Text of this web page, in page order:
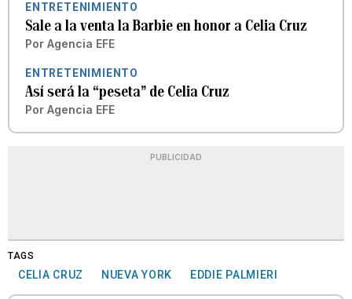
ENTRETENIMIENTO
Sale a la venta la Barbie en honor a Celia Cruz
Por Agencia EFE
ENTRETENIMIENTO
Así será la “peseta” de Celia Cruz
Por Agencia EFE
PUBLICIDAD
TAGS
CELIA CRUZ NUEVA YORK EDDIE PALMIERI